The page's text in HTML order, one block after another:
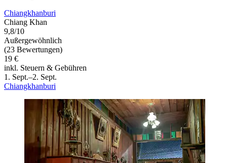
Chiangkhanburi
Chiang Khan
9,8/10
Außergewöhnlich
(23 Bewertungen)
19 €
inkl. Steuern & Gebühren
1. Sept.–2. Sept.
Chiangkhanburi